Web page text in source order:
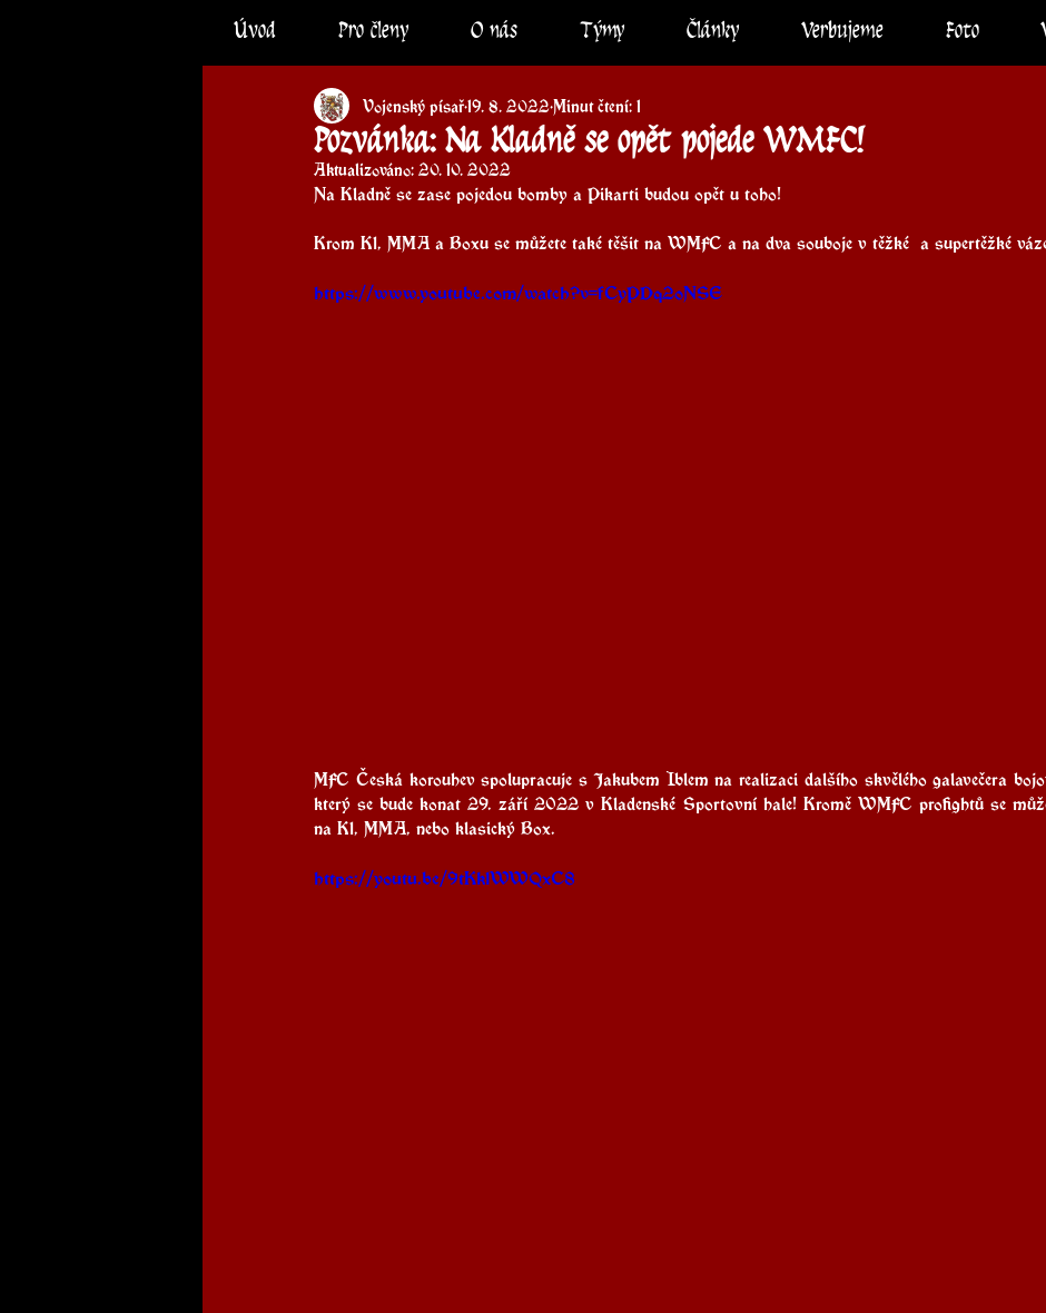
Úvod Pro členy O nás Týmy Články Verbujeme Foto
Pozvánka: Na Kladně se opět pojede WMFC!
Vojenský písař19. 8. 2022Minut čtení: 1
Aktualizováno: 20. 10. 2022
Na Kladně se zase pojedou bomby a Pikarti budou opět u toho!
Krom K1, MMA a Boxu se můžete také těšit na WMFC a na dva souboje v těžké  a supertěžké
https://www.youtube.com/watch?v=fCyPDq2oNSE
MFC Česká korouhev spolupracuje s Jakubem Iblem na realizaci dalšího skvělého galavečera
který se bude konat 29. září 2022 v Kladenské Sportovní hale! Kromě WMFC profightů se
na K1, MMA, nebo klasický Box.
https://youtu.be/9tKk1WWQxC8